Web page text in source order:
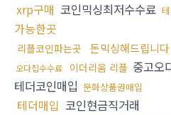
xrp구매 코인믹싱최저수수료
가능한곳
리플코인파는곳 돈믹싱해드립니다
오다집수수료 이더리움 리플 중고오
테더코인매입 문화상품권매입
테더매입 코인현금직거래